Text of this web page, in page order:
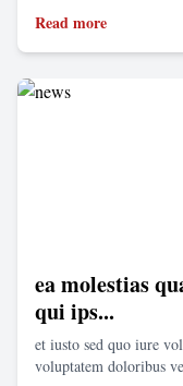
Read more
ea molestias
qui ips...
et iusto sed quo iure
voluptatem doloribus